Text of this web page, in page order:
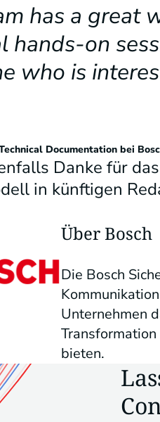
has a great
hands-on
who is
Documentation bei
Danke für
in künftigen
Über Bosch
Die Bosch
Unternehmen
bieten.